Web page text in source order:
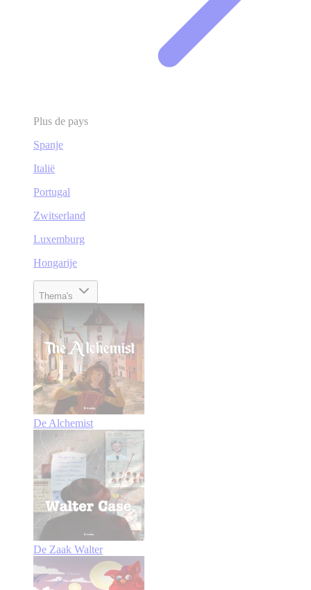
Plus de pays
Spanje
Italië
Portugal
Zwitserland
Luxemburg
Hongarije
Thema's
De Alchemist
De Zaak Walter